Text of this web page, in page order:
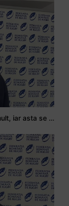
Stejarul Logan Weidner: Echipa a muncit mult, iar asta se va vedea în meciurile de la Nations Cup